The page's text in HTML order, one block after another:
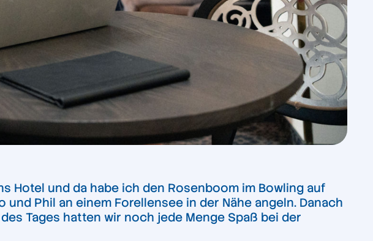
Hotel und da habe ich den Rosenboom im Bowling auf
Phil an einem Forellensee in der Nähe angeln. Danach
Tages hatten wir noch jede Menge Spaß bei der